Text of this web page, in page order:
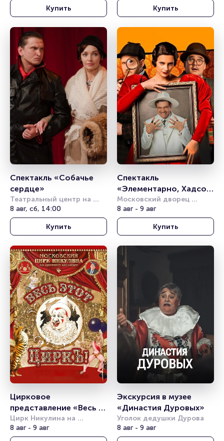
Купить Купить
Спектакль «Собачье
сердце»
Театральный центр на
Страстном
8 авг, сб, 14:00
Купить
Спектакль
«Элементарно, Хадсон!
Дело о собаке Б.»
Московский дворец
молодёжи
8 авг - 9 авг
Купить
Цирковое
представление «Весь
этот циркъ»
Цирк Никулина на
Цветном бульваре
8 авг - 9 авг
Экскурсия в музее
«Династия Дуровых»
Уголок дедушки Дурова
8 авг - 9 авг